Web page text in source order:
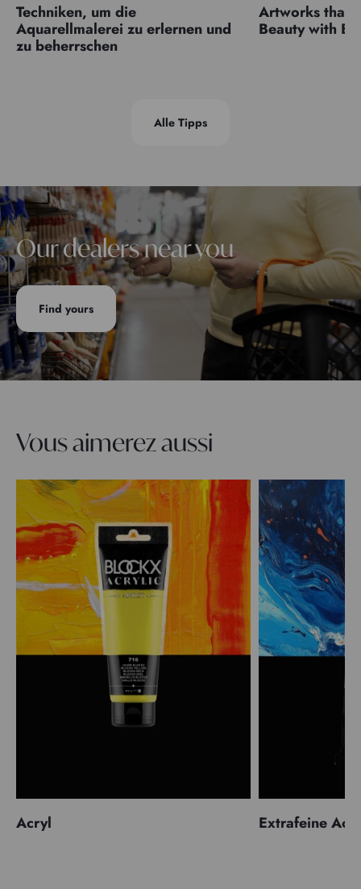
Techniken, um die
Aquarellmalerei zu erlernen und
zu beherrschen
Artworks that
Beauty with
Alle Tipps
Our dealers near you
Find yours
Vous aimerez aussi
Acryl Extrafeine